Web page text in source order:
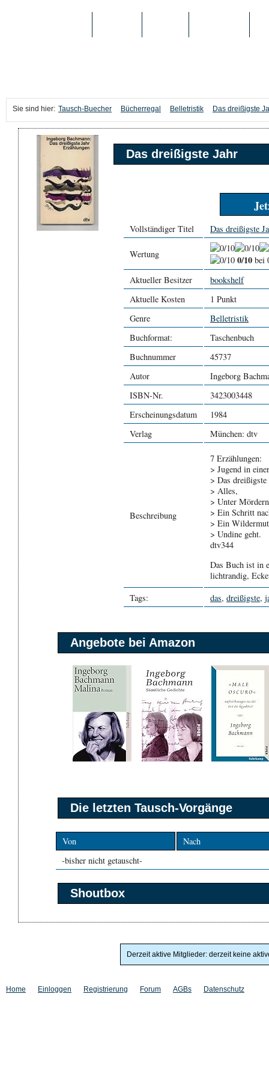
Sie sind hier: Tausch-Buecher Bücherregal Belletristik Das dreißigste
Das dreißigste Jahr
Vollständiger Titel Das dreißigste
Wertung 0/10 bei
Aktueller Besitzer
bookshelf
Aktuelle Kosten
1 Punkt
Genre
Belletristik
Buchformat:
Taschenbuch
Buchnummer
45737
Autor
Ingeborg
ISBN-Nr.
3423003448
Erscheinungsdatum
1984
Verlag
München: dtv
Beschreibung
7 Erzählungen:
> Jugend in
> Das dreißigste
> Alles,
> Unter
> Ein Schritt
> Ein
> Undine geht.
dtv344
Das Buch ist in
lichtrandig,
Tags:
das, dreißigste,
Angebote bei Amazon
Die letzten Tausch-Vorgänge
Von
Nach
-bisher nicht getauscht-
Shoutbox
Derzeit aktive Mitglieder: derzeit keine
Home Einloggen Registrierung Forum AGBs Datenschutz